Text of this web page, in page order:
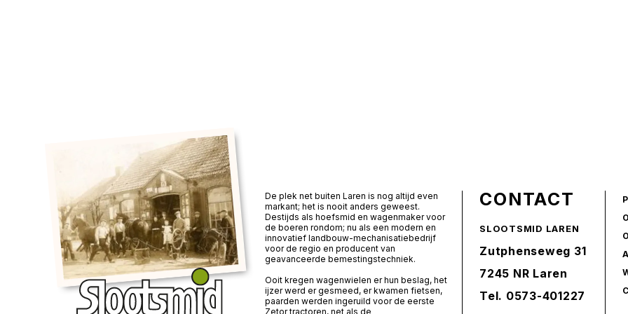
De plek net buiten Laren is nog altijd even
markant; het is nooit anders geweest.
Destijds als hoefsmid en wagenmaker voor
de boeren rondom; nu als een modern en
innovatief landbouw-mechanisatiebedrijf
voor de regio en producent van
geavanceerde bemestingstechniek.
Ooit kregen wagenwielen er hun beslag, het
ijzer werd er gesmeed, er kwamen fietsen,
paarden werden ingeruild voor de eerste
Zetor tractoren, net als de
CONTACT
SLOOTSMID LAREN
Zutphenseweg 31
7245 NR Laren
Tel. 0573-401227